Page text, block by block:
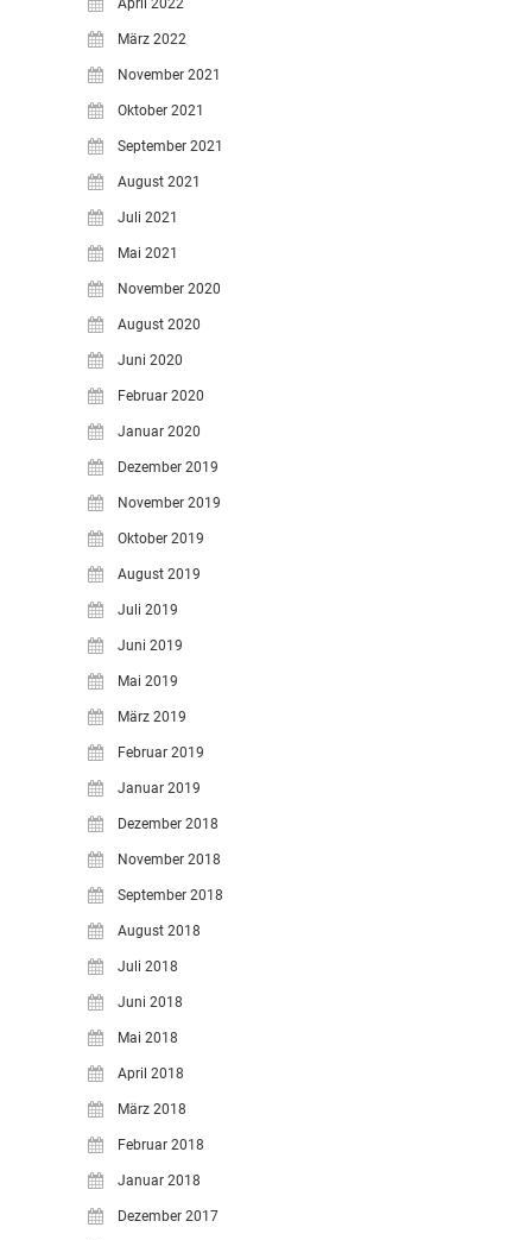
April 2022
März 2022
November 2021
Oktober 2021
September 2021
August 2021
Juli 2021
Mai 2021
November 2020
August 2020
Juni 2020
Februar 2020
Januar 2020
Dezember 2019
November 2019
Oktober 2019
August 2019
Juli 2019
Juni 2019
Mai 2019
März 2019
Februar 2019
Januar 2019
Dezember 2018
November 2018
September 2018
August 2018
Juli 2018
Juni 2018
Mai 2018
April 2018
März 2018
Februar 2018
Januar 2018
Dezember 2017